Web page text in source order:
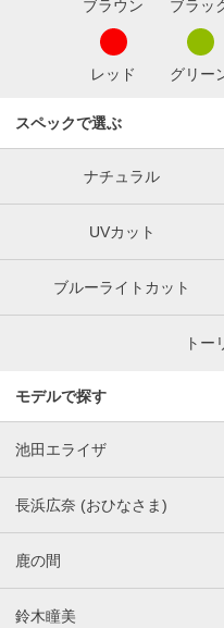
ブラウン ブラッ
レッド グリー
スペックで選ぶ
ナチュラル
UVカット
ブルーライトカット
トー
モデルで探す
池田エライザ
長浜広奈 (おひなさま)
鹿の間
鈴木瞳美